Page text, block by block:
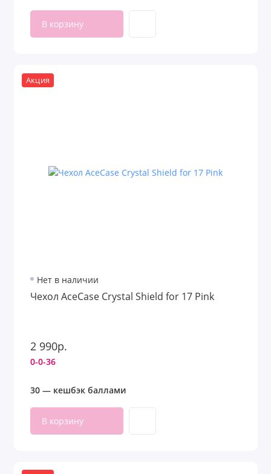
В корзину
Акция
Нет в наличии
Чехол AceCase Crystal Shield for 17 Pink
2 990р.
0-0-36
30 — кешбэк баллами
В корзину